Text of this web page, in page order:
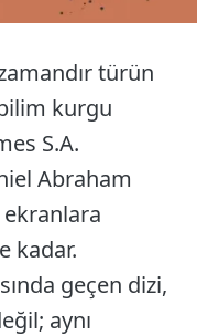
türün
kurgu
S.A.
Abraham
kadar.
geçen dizi,
aynı